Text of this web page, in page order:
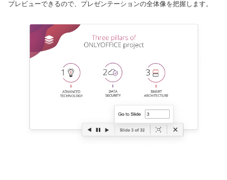
プレビューできるので、プレゼンテーションの全体像を把握します。